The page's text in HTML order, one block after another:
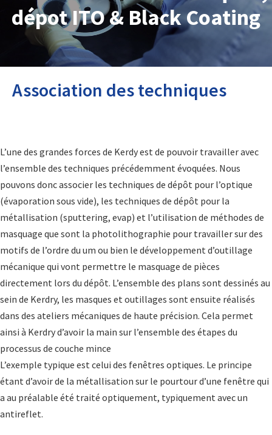
dépot ITO & Black Coating
Association des techniques
L’une des grandes forces de Kerdy est de pouvoir travailler avec
l’ensemble des techniques précédemment évoquées. Nous
pouvons donc associer les techniques de dépôt pour l’optique
(évaporation sous vide), les techniques de dépôt pour la
métallisation (sputtering, evap) et l’utilisation de méthodes de
masquage que sont la photolithographie pour travailler sur des
motifs de l’ordre du um ou bien le développement d’outillage
mécanique qui vont permettre le masquage de pièces
directement lors du dépôt. L’ensemble des plans sont dessinés au
sein de Kerdry, les masques et outillages sont ensuite réalisés
dans des ateliers mécaniques de haute précision. Cela permet
ainsi à Kerdry d’avoir la main sur l’ensemble des étapes du
processus de couche mince
L’exemple typique est celui des fenêtres optiques. Le principe
étant d’avoir de la métallisation sur le pourtour d’une fenêtre qui
a au préalable été traité optiquement, typiquement avec un
antireflet.